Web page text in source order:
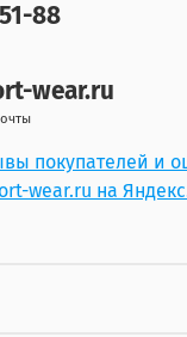
88
wear.ru